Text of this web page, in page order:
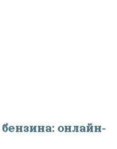
онлайн-